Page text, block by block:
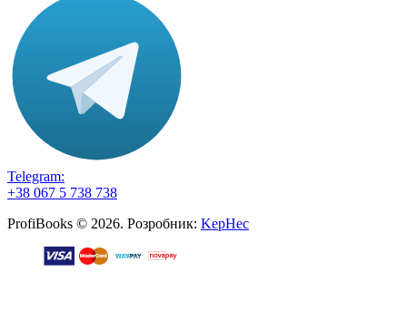
Telegram:
+38 067 5 738 738
ProfiBooks © 2026. Розробник: KepHec